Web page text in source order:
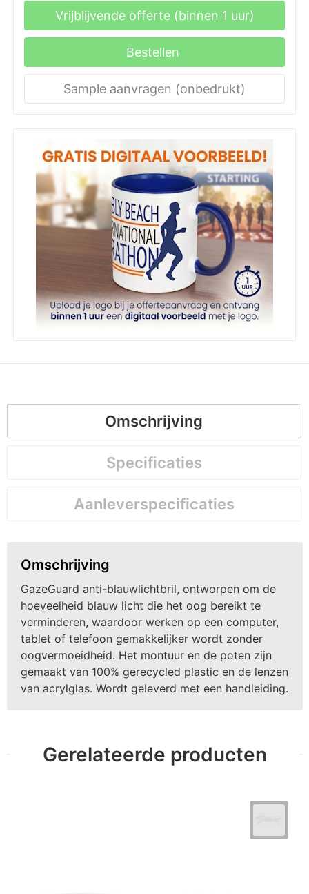
Vrijblijvende offerte (binnen 1 uur)
Bestellen
Sample aanvragen (onbedrukt)
Omschrijving
Specificaties
Aanleverspecificaties
Omschrijving
GazeGuard anti-blauwlichtbril, ontworpen om de
hoeveelheid blauw licht die het oog bereikt te
verminderen, waardoor werken op een computer,
tablet of telefoon gemakkelijker wordt zonder
oogvermoeidheid. Het montuur en de poten zijn
gemaakt van 100% gerecycled plastic en de lenzen
van acrylglas. Wordt geleverd met een handleiding.
Gerelateerde producten